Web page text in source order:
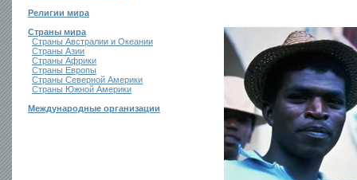
Религии мира
Страны мира
Страны Австралии и Океании
Страны Азии
Страны Африки
Страны Европы
Страны Северной Америки
Страны Южной Америки
Международные организации